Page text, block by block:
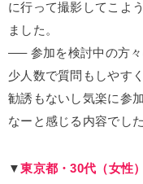
に行って撮影してこよ
ました。
—– 参加を検討中の方
少人数で質問もしやす
勧誘もないし気楽に参
なーと感じる内容でした
▼東京都・30代（女性）